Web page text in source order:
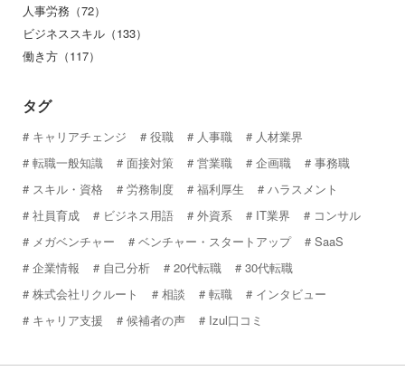
人事労務（72）
ビジネススキル（133）
働き方（117）
タグ
キャリアチェンジ 役職 人事職
人材業界
転職一般知識
面接対策 営業職 企画職
事務職
スキル・資格
労務制度 福利厚生
ハラスメント
社員育成
ビジネス用語 外資系 IT業界
コンサル
メガベンチャー
ベンチャー・スタートアップ
SaaS
企業情報
自己分析 20代転職
30代転職
株式会社リクルート
相談 転職
インタビュー
キャリア支援
候補者の声 Izul口コミ